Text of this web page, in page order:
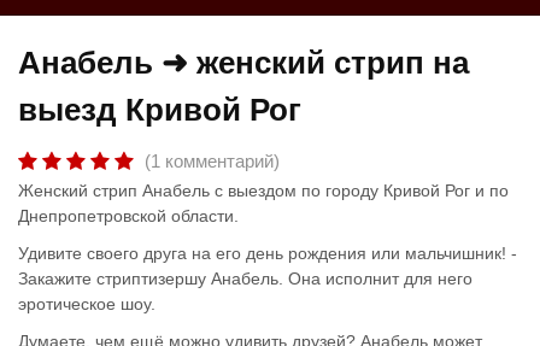
Анабель ➜ женский стрип на
выезд Кривой Рог
(1 комментарий)
Женский стрип Анабель с выездом по городу Кривой Рог и по
Днепропетровской области.
Удивите своего друга на его день рождения или мальчишник! -
Закажите стриптизершу Анабель. Она исполнит для него
эротическое шоу.
Думаете, чем ещё можно удивить друзей? Анабель может